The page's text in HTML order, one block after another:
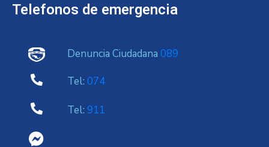
Telefonos de emergencia
Denuncia Ciudadana 089
Tel: 074
Tel: 911